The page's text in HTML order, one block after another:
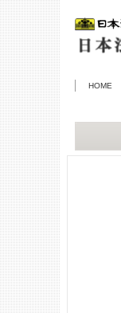
HOME